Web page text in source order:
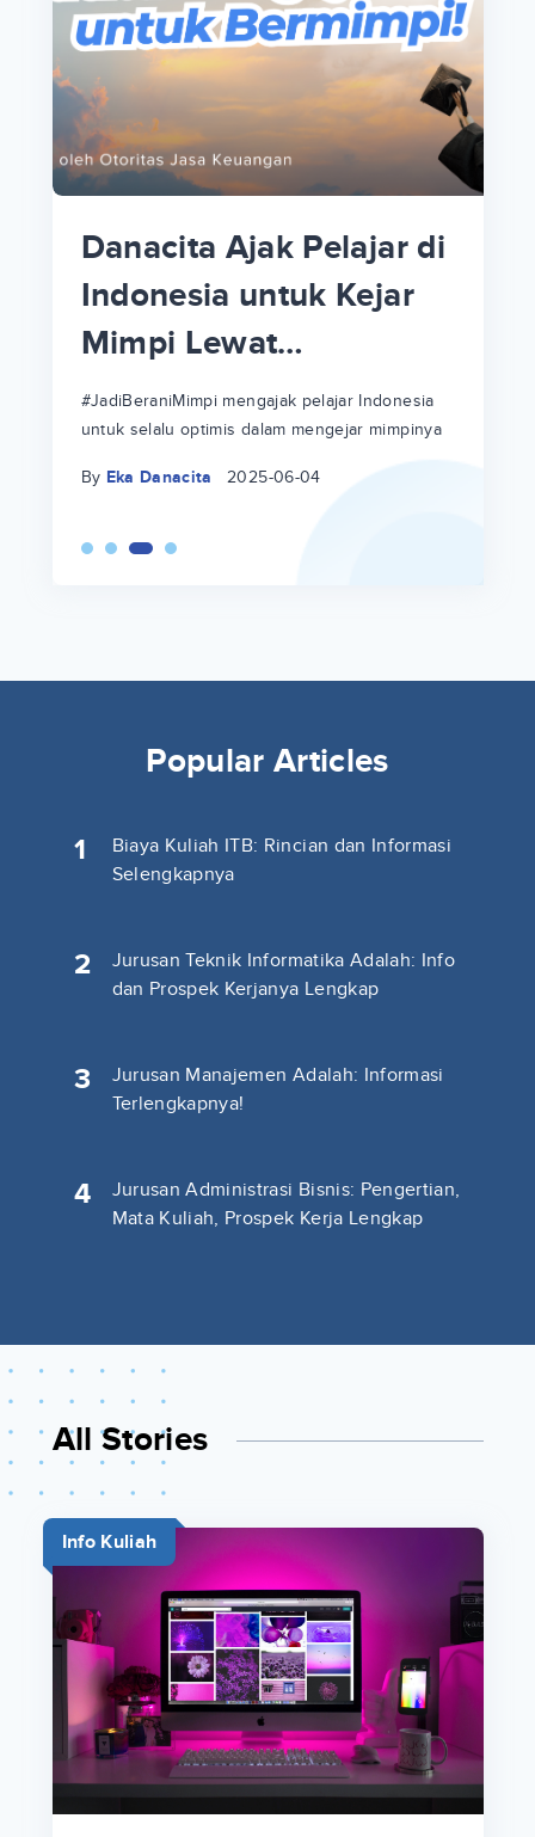
Danacita Ajak Pelajar di
Indonesia untuk Kejar
Mimpi Lewat
#JadiBeraniMimpi
#JadiBeraniMimpi mengajak pelajar Indonesia
untuk selalu optimis dalam mengejar mimpinya
By Eka Danacita 2025-06-04
Popular Articles
1
Biaya Kuliah ITB: Rincian dan Informasi
Selengkapnya
2
Jurusan Teknik Informatika Adalah: Info
dan Prospek Kerjanya Lengkap
3
Jurusan Manajemen Adalah: Informasi
Terlengkapnya!
4
Jurusan Administrasi Bisnis: Pengertian,
Mata Kuliah, Prospek Kerja Lengkap
All Stories
Info Kuliah